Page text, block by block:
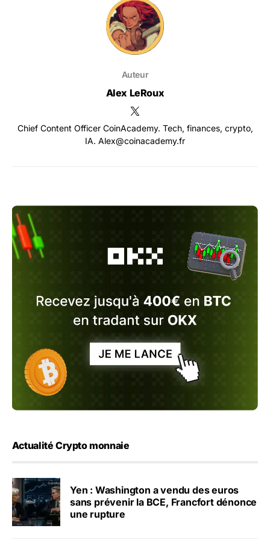
Auteur
Alex LeRoux
Chief Content Officer CoinAcademy. Tech, finances, crypto,
IA. Alex@coinacademy.fr
Actualité Crypto monnaie
Yen : Washington a vendu des euros
sans prévenir la BCE, Francfort dénonce
une rupture